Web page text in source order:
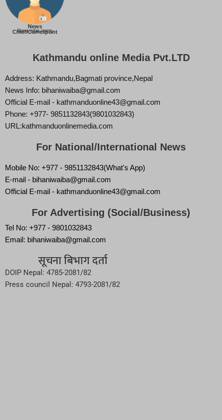
News
Chief/Correspont
बिज्ञान वाईबा (ममता)
Kathmandu online Media Pvt.LTD
Address: Kathmandu,Bagmati province,Nepal
News Info: bihaniwaiba@gmail.com
Official E-mail - kathmanduonline43@gmail.com
Phone: +977- 9851132843(9801032843)
URL:kathmanduonlinemedia.com
For National/International News
Mobile No: +977 - 9851132843(What's App)
E-mail - bihaniwaiba@gmail.com
Official E-mail - kathmanduonline43@gmail.com
For Advertising (Social/Business)
Tel No: +977 - 9801032843
Email: bihaniwaiba@gmail.com
सूचना बिभाग दर्ता
DOIP Nepal: 4785-2081/82
Press council Nepal: 4793-2081/82